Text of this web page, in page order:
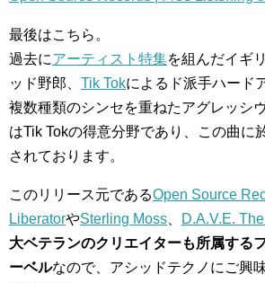
最後はこちら。
過去にアーティスト特集を組んだイギ
ッド野郎、 Tik Tokによるド派手ハード
複数種類のシンセを重ねたアグレッシ
はTik Tokの得意分野であり、この曲に
されております。
このリリース元であるOpen Source
LiberatorやSterling Moss D.A.V.E.
大ベテランのクリエイターも所属する
ーベルなので、アシッドテクノにご興